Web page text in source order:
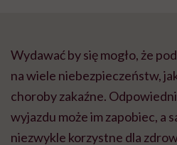
Wydawać by się mogło, że
na wiele niebezpieczeństw,
choroby zakaźne.
wyjazdu może im zapobiec, a
niezwykle korzystne dla